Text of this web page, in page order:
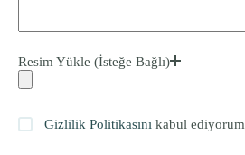
Resim Yükle (İsteğe Bağlı)
Gizlilik Politikasınıkabul ediyorum